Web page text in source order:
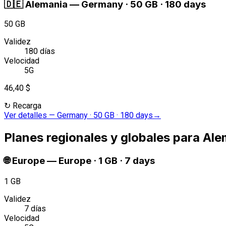
🇩🇪Alemania — Germany · 50 GB · 180 days
50 GB
Validez
180 días
Velocidad
5G
46,40 $
↻ Recarga
Ver detalles — Germany · 50 GB · 180 days →
Planes regionales y globales para
🌐 Europe— Europe · 1 GB · 7 days
1 GB
Validez
7 días
Velocidad